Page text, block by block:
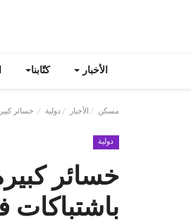
الأخبار كتّابنا
مسكن الأخبار دولية خسائر
دولية
خسائر
باشتباكات